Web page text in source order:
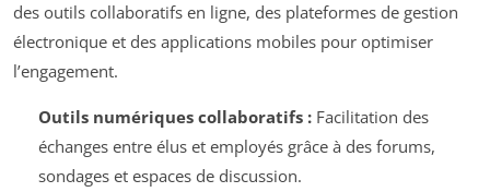
des outils collaboratifs en ligne, des plateformes de gestion
électronique et des applications mobiles pour optimiser
l’engagement.
Outils numériques collaboratifs :Facilitation des
échanges entre élus et employés grâce à des forums,
sondages et espaces de discussion.